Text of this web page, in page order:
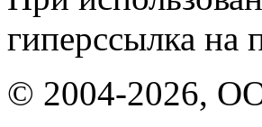
гиперссылка на
© 2004-2026,